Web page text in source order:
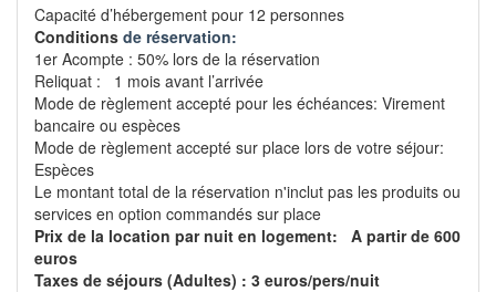
Capacité d’hébergement pour 12 personnes
Conditions de réservation:
1er Acompte : 50% lors de la réservation
Reliquat : 1 mois avant l’arrivée
Mode de règlement accepté pour les échéances: Virement
bancaire ou espèces
Mode de règlement accepté sur place lors de votre séjour:
Espèces
Le montant total de la réservation n'inclut pas les produits ou
services en option commandés sur place
Prix de la location par nuit en logement: A partir de 600
euros
Taxes de séjours (Adultes) : 3 euros/pers/nuit